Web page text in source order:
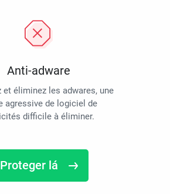
Anti-adware
et éliminez les adwares, une
agressive de logiciel de
difficile à éliminer.
Proteger lá